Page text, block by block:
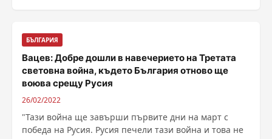
БЪЛГАРИЯ
Вацев: Добре дошли в навечерието на Третата
световна война, където България oтново ще
воюва срещу Русия
26/02/2022
"Тази война ще завърши първите дни на март с
победа на Русия. Русия печели тази война и това не